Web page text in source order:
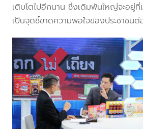
เติบโตไปอีกนาน ซึ่งเดิมพันใหญ่จะอยู่
เป็นจุดชี้ขาดความพอใจของประชาชน